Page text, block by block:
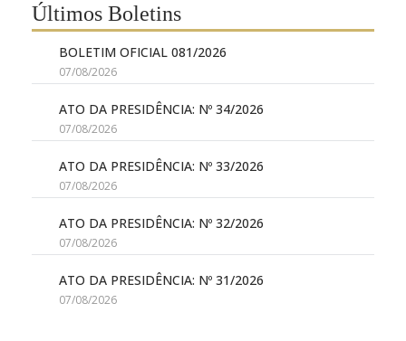
Últimos Boletins
BOLETIM OFICIAL 081/2026
07/08/2026
ATO DA PRESIDÊNCIA: Nº 34/2026
07/08/2026
ATO DA PRESIDÊNCIA: Nº 33/2026
07/08/2026
ATO DA PRESIDÊNCIA: Nº 32/2026
07/08/2026
ATO DA PRESIDÊNCIA: Nº 31/2026
07/08/2026